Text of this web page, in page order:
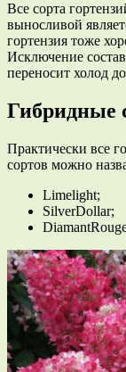
Все сорта
выносливой
гортензия тоже
Исключение
переносит холод
Гибридные
Практически все
сортов можно
Limelight;
SilverDollar;